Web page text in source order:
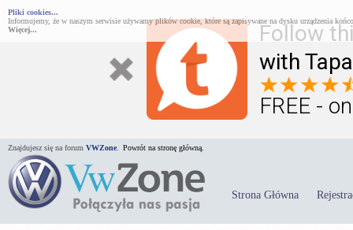
Follow
with
FREE -
Pliki cookies...
Informujemy, że w naszym serwisie używamy plików cookie, które są zapisywane na dysku urządzenia
Więcej...
Znajdujesz się na forum VWZone Powrót na stronę główną.
Strona Główna